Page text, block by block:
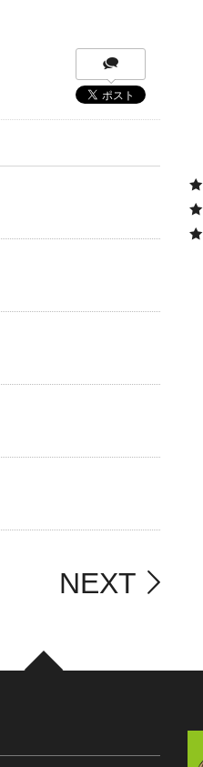
NEXT